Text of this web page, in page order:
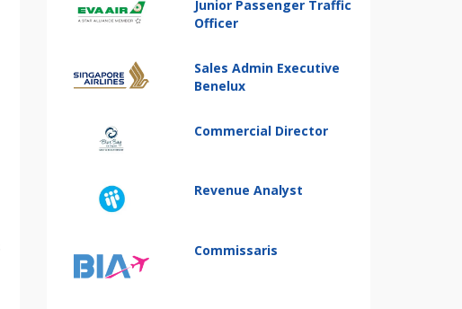
Junior Passenger Traffic
Officer
Sales Admin Executive
Benelux
Commercial Director
Revenue Analyst
Commissaris